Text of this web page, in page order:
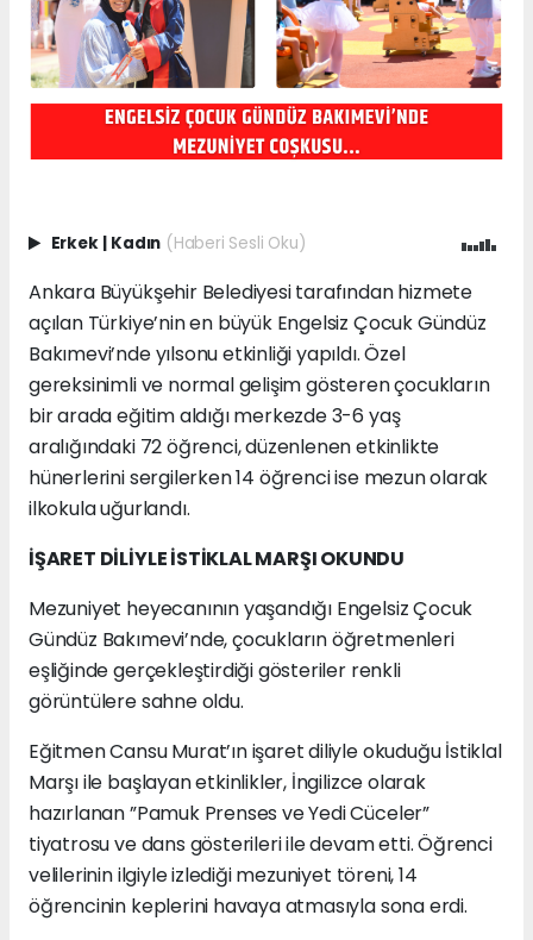
Erkek | Kadın (Haberi Sesli Oku)
Ankara Büyükşehir Belediyesi tarafından hizmete
açılan Türkiye’nin en büyük Engelsiz Çocuk Gündüz
Bakımevi’nde yılsonu etkinliği yapıldı. Özel
gereksinimli ve normal gelişim gösteren çocukların
bir arada eğitim aldığı merkezde 3-6 yaş
aralığındaki 72 öğrenci, düzenlenen etkinlikte
hünerlerini sergilerken 14 öğrenci ise mezun olarak
ilkokula uğurlandı.
İŞARET DİLİYLE İSTİKLAL MARŞI OKUNDU
Mezuniyet heyecanının yaşandığı Engelsiz Çocuk
Gündüz Bakımevi’nde, çocukların öğretmenleri
eşliğinde gerçekleştirdiği gösteriler renkli
görüntülere sahne oldu.
Eğitmen Cansu Murat’ın işaret diliyle okuduğu İstiklal
Marşı ile başlayan etkinlikler, İngilizce olarak
hazırlanan ”Pamuk Prenses ve Yedi Cüceler”
tiyatrosu ve dans gösterileri ile devam etti. Öğrenci
velilerinin ilgiyle izlediği mezuniyet töreni, 14
öğrencinin keplerini havaya atmasıyla sona erdi.